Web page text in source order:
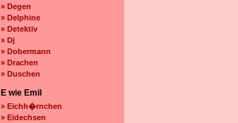
» Degen
» Delphine
» Detektiv
» Dj
» Dobermann
» Drachen
» Duschen
E wie Emil
» Eichh�rnchen
» Eidechsen